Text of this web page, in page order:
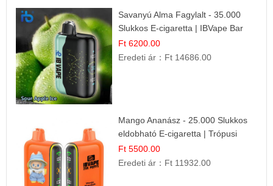
Savanyú Alma Fagylalt - 35.000
Slukkos E-cigaretta | IBVape Bar
Ft 6200.00
Eredeti ár： Ft 14686.00
Mango Ananász - 25.000 Slukkos
eldobható E-cigaretta | Trópusi
Ízélmény
Ft 5500.00
Eredeti ár： Ft 11932.00